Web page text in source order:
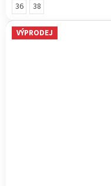
36 38
VÝPRODEJ